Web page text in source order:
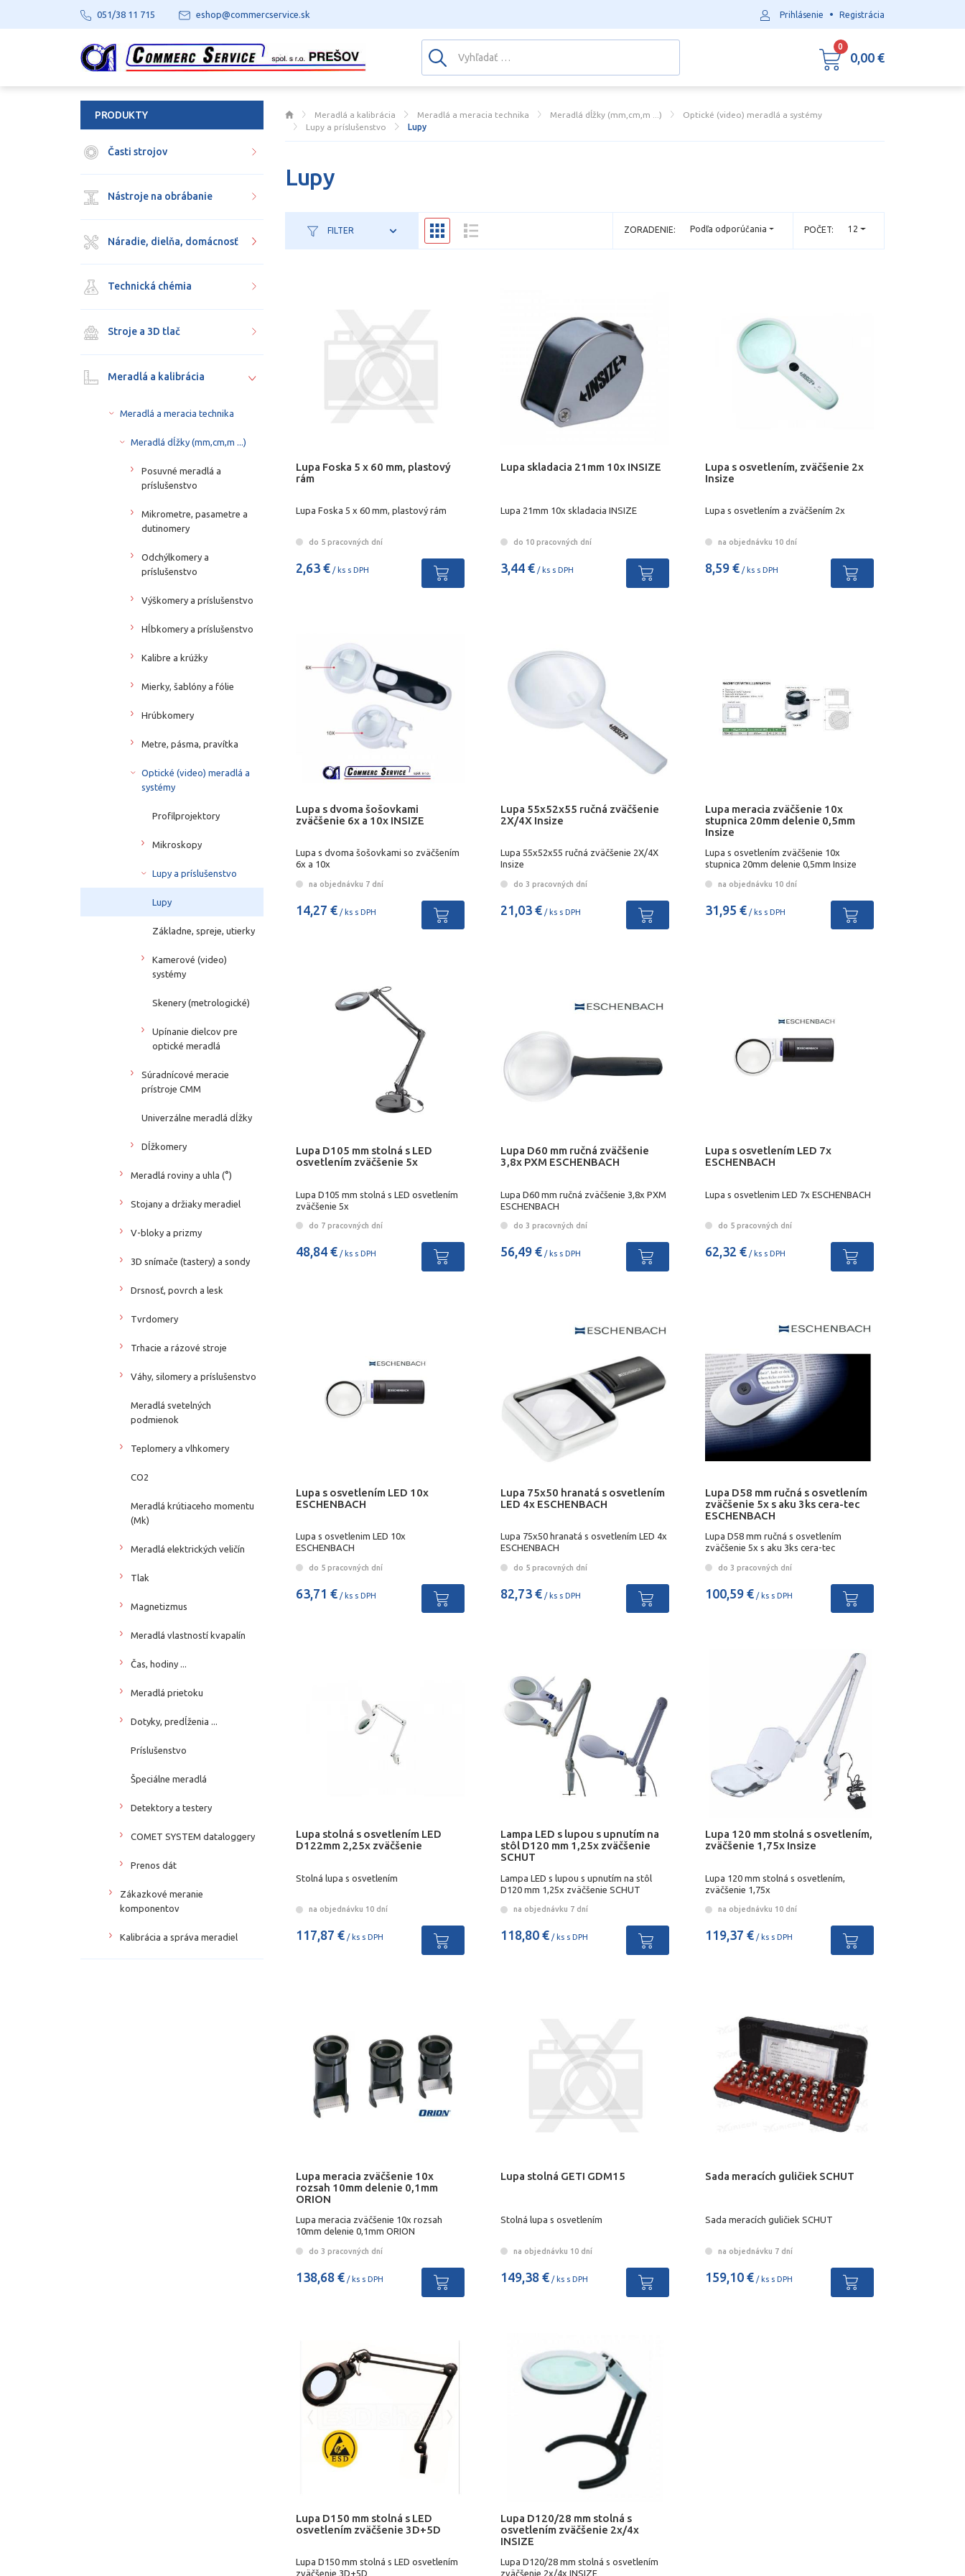
Meradlá a kalibrácia Meradlá a meracia technika Meradlá dĺžky (mm,cm,m ...)
Optické (video) meradlá a systémy
Lupy a príslušenstvo
Lupy
Lupy
FILTER POČET: 12
ZORADENIE: Podľa odporúčania
Lupa Foska 5 x 60 mm, plastový
rám
Lupa Foska 5 x 60 mm, plastový rám
do 5 pracovných dní
2,63 € / ks s DPH
Lupa skladacia 21mm 10x INSIZE
Lupa 21mm 10x skladacia INSIZE
do 10 pracovných dní
3,44 €/ ks s DPH
Lupa s osvetlením, zväčšenie 2x
Insize
Lupa s osvetlením a zväčšením 2x
na objednávku 10 dní
8,59 €/ ks s DPH
Lupa s dvoma šošovkami
zväčšenie 6x a 10x INSIZE
Lupa s dvoma šošovkami so zväčšením
6x a 10x
na objednávku 7 dní
14,27 € / ks s DPH
Lupa 55x52x55 ručná zväčšenie
2X/4X Insize
Lupa 55x52x55 ručná zväčšenie 2X/4X
Insize
do 3 pracovných dní
21,03 €/ ks s DPH
Lupa meracia zväčšenie 10x
stupnica 20mm delenie 0,5mm
Insize
Lupa s osvetlením zväčšenie 10x
stupnica 20mm delenie 0,5mm Insize
na objednávku 10 dní
31,95 €/ ks s DPH
Lupa D105 mm stolná s LED
osvetlením zväčšenie 5x
Lupa D105 mm stolná s LED osvetlením
zväčšenie 5x
do 7 pracovných dní
48,84 € / ks s DPH
Lupa D60 mm ručná zväčšenie
3,8x PXM ESCHENBACH
Lupa D60 mm ručná zväčšenie 3,8x PXM
ESCHENBACH
do 3 pracovných dní
56,49 €/ ks s DPH
Lupa s osvetlením LED 7x
ESCHENBACH
Lupa s osvetlenim LED 7x ESCHENBACH
do 5 pracovných dní
62,32 €/ ks s DPH
Lupa s osvetlením LED 10x
ESCHENBACH
Lupa s osvetlenim LED 10x
ESCHENBACH
do 5 pracovných dní
63,71 € / ks s DPH
Lupa 75x50 hranatá s osvetlením
LED 4x ESCHENBACH
Lupa 75x50 hranatá s osvetlením LED 4x
ESCHENBACH
do 5 pracovných dní
82,73 €/ ks s DPH
Lupa D58 mm ručná s osvetlením
zväčšenie 5x s aku 3ks cera-tec
ESCHENBACH
Lupa D58 mm ručná s osvetlením
zväčšenie 5x s aku 3ks cera-tec
do 3 pracovných dní
100,59 €/ ks s DPH
Lupa stolná s osvetlením LED
D122mm 2,25x zväčšenie
Stolná lupa s osvetlením
na objednávku 10 dní
117,87 € / ks s DPH
Lampa LED s lupou s upnutím na
stôl D120 mm 1,25x zväčšenie
SCHUT
Lampa LED s lupou s upnutím na stôl
D120 mm 1,25x zväčšenie SCHUT
na objednávku 7 dní
118,80 €/ ks s DPH
Lupa 120 mm stolná s osvetlením,
zväčšenie 1,75x Insize
Lupa 120 mm stolná s osvetlením,
zväčšenie 1,75x
na objednávku 10 dní
119,37 €/ ks s DPH
Lupa meracia zväčšenie 10x
rozsah 10mm delenie 0,1mm
ORION
Lupa meracia zväčšenie 10x rozsah
10mm delenie 0,1mm ORION
do 3 pracovných dní
138,68 € / ks s DPH
Lupa stolná GETI GDM15
Stolná lupa s osvetlením
na objednávku 10 dní
149,38 €/ ks s DPH
Sada meracích guličiek SCHUT
Sada meracích guličiek SCHUT
na objednávku 7 dní
159,10 €/ ks s DPH
Lupa D150 mm stolná s LED
osvetlením zväčšenie 3D+5D
Lupa D150 mm stolná s LED osvetlením
zväčšenie 3D+5D
Lupa D120/28 mm stolná s
osvetlením zväčšenie 2x/4x
INSIZE
Lupa D120/28 mm stolná s osvetlením
zväčšenie 2x/4x INSIZE
PRODUKTY
Časti strojov
Nástroje na obrábanie
Náradie, dielňa, domácnosť
Technická chémia
Stroje a 3D tlač
Meradlá a kalibrácia
Meradlá a meracia technika
Meradlá dĺžky (mm,cm,m ...)
Posuvné meradlá a
príslušenstvo
Mikrometre, pasametre a
dutinomery
Odchýlkomery a
príslušenstvo
Výškomery a príslušenstvo
Hĺbkomery a príslušenstvo
Kalibre a krúžky
Mierky, šablóny a fólie
Hrúbkomery
Metre, pásma, pravítka
Optické (video) meradlá a
systémy
Profilprojektory
Mikroskopy
Lupy a príslušenstvo
Lupy
Základne, spreje, utierky
Kamerové (video)
systémy
Skenery (metrologické)
Upínanie dielcov pre
optické meradlá
Súradnícové meracie
prístroje CMM
Univerzálne meradlá dĺžky
Dĺžkomery
Meradlá roviny a uhla (°)
Stojany a držiaky meradiel
V-bloky a prizmy
3D snímače (tastery) a sondy
Drsnosť, povrch a lesk
Tvrdomery
Trhacie a rázové stroje
Váhy, silomery a príslušenstvo
Meradlá svetelných
podmienok
Teplomery a vlhkomery
CO2
Meradlá krútiaceho momentu
(Mk)
Meradlá elektrických veličín
Tlak
Magnetizmus
Meradlá vlastností kvapalín
Čas, hodiny ...
Meradlá prietoku
Dotyky, predĺženia ...
Príslušenstvo
Špeciálne meradlá
Detektory a testery
COMET SYSTEM dataloggery
Prenos dát
Zákazkové meranie
komponentov
Kalibrácia a správa meradiel
051/38 11 715 eshop@commercservice.sk Prihlásenie • Registrácia
0
0,00 €